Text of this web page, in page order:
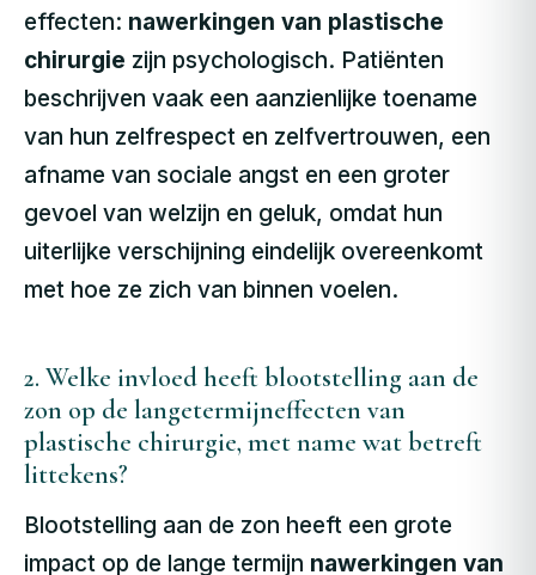
effecten: nawerkingen van plastische
chirurgie zijn psychologisch. Patiënten
beschrijven vaak een aanzienlijke toename
van hun zelfrespect en zelfvertrouwen, een
afname van sociale angst en een groter
gevoel van welzijn en geluk, omdat hun
uiterlijke verschijning eindelijk overeenkomt
met hoe ze zich van binnen voelen.
2. Welke invloed heeft blootstelling aan de
zon op de langetermijneffecten van
plastische chirurgie, met name wat betreft
littekens?
Blootstelling aan de zon heeft een grote
impact op de lange termijn nawerkingen van